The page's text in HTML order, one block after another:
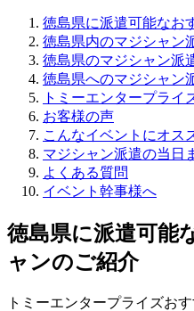
徳島県に派遣可能なお
徳島県内のマジシャン
徳島県のマジシャン派
徳島県へのマジシャン
トミーエンタープライ
お客様の声
こんなイベントにオス
マジシャン派遣の当日
よくある質問
イベント幹事様へ
徳島県に派遣可能
ャンのご紹介
トミーエンタープライズお